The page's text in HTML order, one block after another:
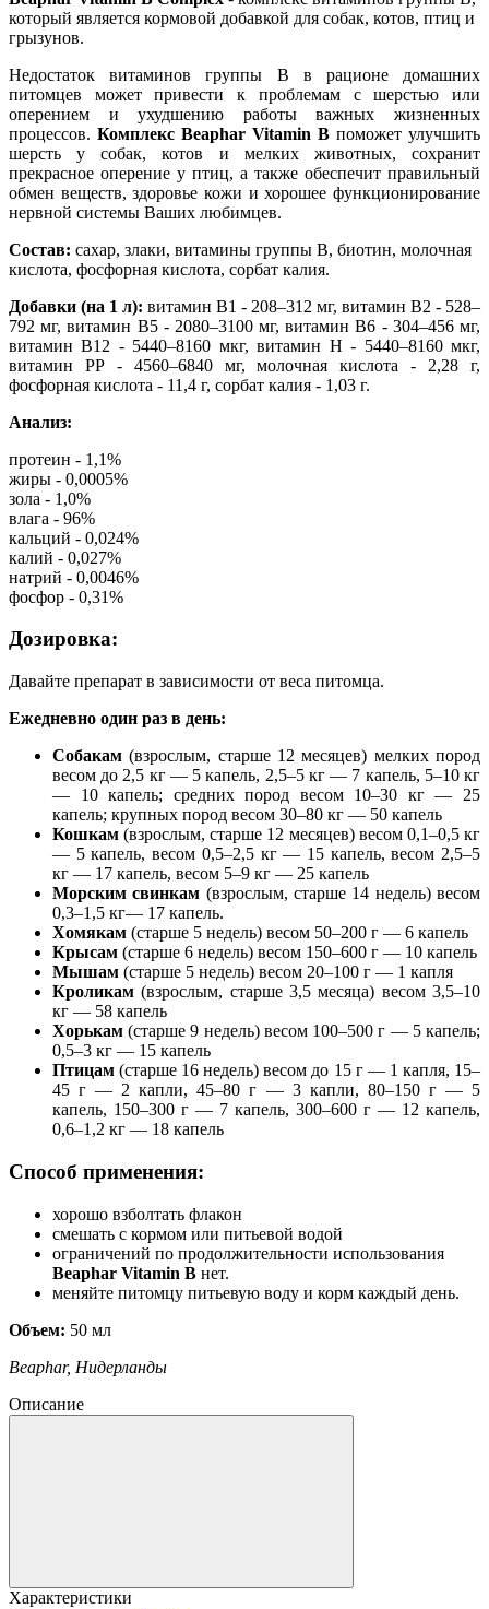
который является кормовой добавкой для собак, котов, птиц и
грызунов.
Недостаток витаминов группы B в рационе домашних
питомцев может привести к проблемам с шерстью или
оперением и ухудшению работы важных жизненных
процессов. Комплекс Beaphar Vitamin B поможет улучшить
шерсть у собак, котов и мелких животных, сохранит
прекрасное оперение у птиц, а также обеспечит правильный
обмен веществ, здоровье кожи и хорошее функционирование
нервной системы Ваших любимцев.
Состав: сахар, злаки, витамины группы В, биотин, молочная
кислота, фосфорная кислота, сорбат калия.
Добавки (на 1 л): витамин B1 - 208–312 мг, витамин B2 - 528–
792 мг, витамин В5 - 2080–3100 мг, витамин B6 - 304–456 мг,
витамин B12 - 5440–8160 мкг, витамин Н - 5440–8160 мкг,
витамин РР - 4560–6840 мг, молочная кислота - 2,28 г,
фосфорная кислота - 11,4 г, сорбат калия - 1,03 г.
Анализ:
протеин - 1,1%
жиры - 0,0005%
зола - 1,0%
влага - 96%
кальций - 0,024%
калий - 0,027%
натрий - 0,0046%
фосфор - 0,31%
Дозировка:
Давайте препарат в зависимости от веса питомца.
Ежедневно один раз в день:
Собакам (взрослым, старше 12 месяцев) мелких пород
весом до 2,5 кг — 5 капель, 2,5–5 кг — 7 капель, 5–10 кг
— 10 капель; средних пород весом 10–30 кг — 25
капель; крупных пород весом 30–80 кг — 50 капель
Кошкам (взрослым, старше 12 месяцев) весом 0,1–0,5 кг
— 5 капель, весом 0,5–2,5 кг — 15 капель, весом 2,5–5
кг — 17 капель, весом 5–9 кг — 25 капель
Морским свинкам (взрослым, старше 14 недель) весом
0,3–1,5 кг— 17 капель.
Хомякам (старше 5 недель) весом 50–200 г — 6 капель
Крысам (старше 6 недель) весом 150–600 г — 10 капель
Мышам (старше 5 недель) весом 20–100 г — 1 капля
Кроликам (взрослым, старше 3,5 месяца) весом 3,5–10
кг — 58 капель
Хорькам (старше 9 недель) весом 100–500 г — 5 капель;
0,5–3 кг — 15 капель
Птицам (старше 16 недель) весом до 15 г — 1 капля, 15–
45 г — 2 капли, 45–80 г — 3 капли, 80–150 г — 5
капель, 150–300 г — 7 капель, 300–600 г — 12 капель,
0,6–1,2 кг — 18 капель
Способ применения:
хорошо взболтать флакон
смешать с кормом или питьевой водой
ограничений по продолжительности использования
Beaphar Vitamin B нет.
меняйте питомцу питьевую воду и корм каждый день.
Объем: 50 мл
Beaphar, Нидерланды
Описание
Характеристики